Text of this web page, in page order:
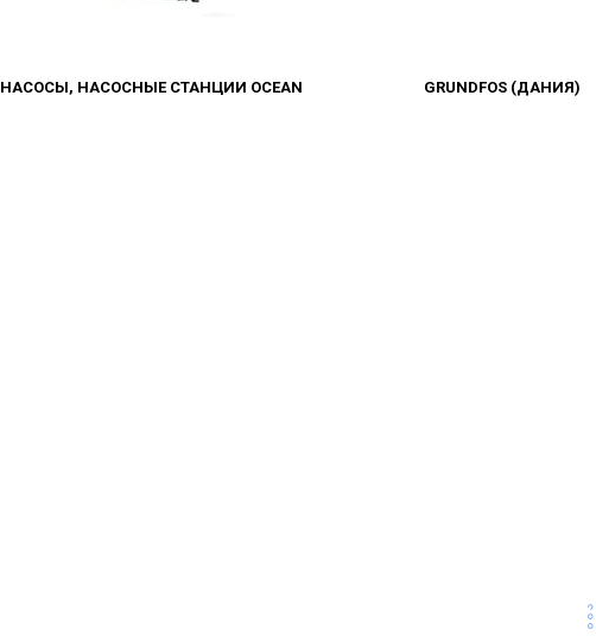
НАСОСЫ, НАСОСНЫЕ СТАНЦИИ OCEAN GRUNDFOS (ДАНИЯ)